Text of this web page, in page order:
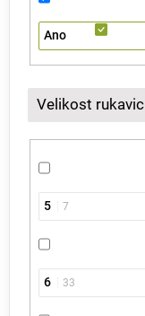
Ano
Velikost rukavic
5 7
6 33